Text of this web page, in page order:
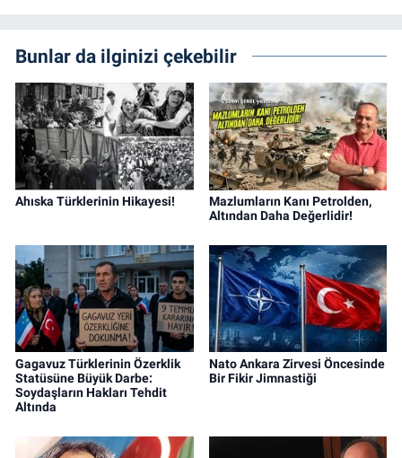
Bunlar da ilginizi çekebilir
Ahıska Türklerinin Hikayesi!
Mazlumların Kanı Petrolden,
Altından Daha Değerlidir!
Gagavuz Türklerinin Özerklik
Statüsüne Büyük Darbe:
Soydaşların Hakları Tehdit
Altında
Nato Ankara Zirvesi Öncesinde
Bir Fikir Jimnastiği